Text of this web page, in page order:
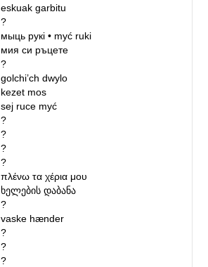
eskuak garbitu
?
мыць рукі• myć ruki
мия си ръцете
?
golchi’ch dwylo
kezet mos
sej ruce myć
?
?
?
?
πλένω τα χέρια μου
ხელების დაბანა
?
vaske hænder
?
?
?